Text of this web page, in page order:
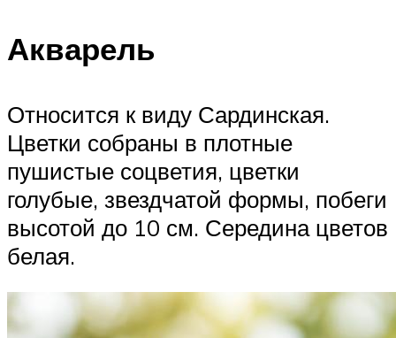
Акварель
Относится к виду Сардинская.
Цветки собраны в плотные
пушистые соцветия, цветки
голубые, звездчатой формы, побеги
высотой до 10 см. Середина цветов
белая.